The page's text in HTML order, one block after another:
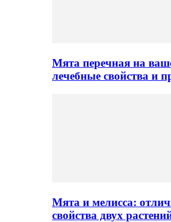
Мята перечная на
лечебные свойства и
Мята и мелисса:
свойства двух